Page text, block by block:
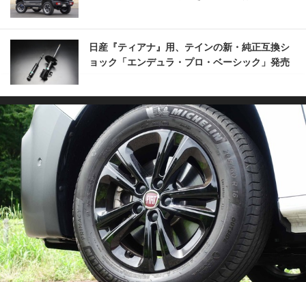
日産『ティアナ』用、テインの新・純正互換シ
ョック「エンデュラ・プロ・ベーシック」発売